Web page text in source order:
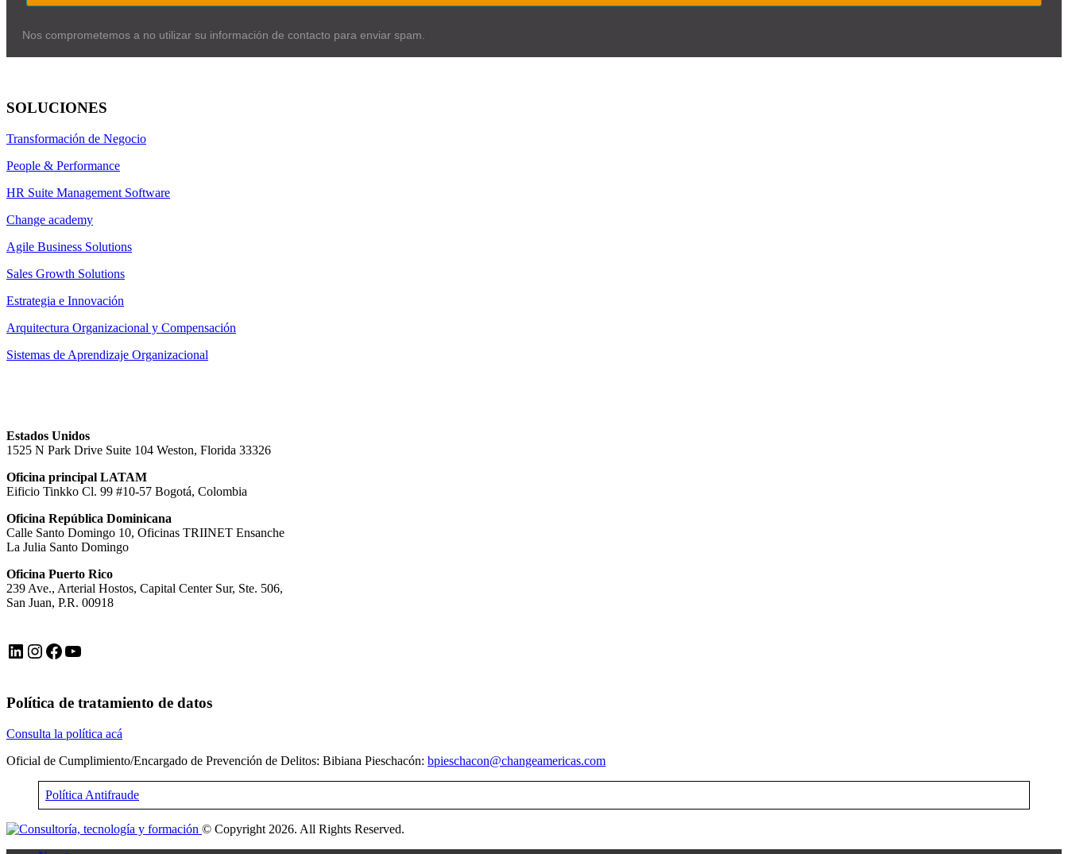
Nos comprometemos a no utilizar su información de contacto para enviar spam.
SOLUCIONES
Transformación de Negocio
People & Performance
HR Suite Management Software
Change academy
Agile Business Solutions
Sales Growth Solutions
Estrategia e Innovación
Arquitectura Organizacional y Compensación
Sistemas de Aprendizaje Organizacional
Estados Unidos
1525 N Park Drive Suite 104 Weston, Florida 33326
Oficina principal LATAM
Eificio Tinkko Cl. 99 #10-57 Bogotá, Colombia
Oficina República Dominicana
Calle Santo Domingo 10, Oficinas TRIINET Ensanche
La Julia Santo Domingo
Oficina Puerto Rico
239 Ave., Arterial Hostos, Capital Center Sur, Ste. 506,
San Juan, P.R. 00918
LinkedIn Instagram Facebook YouTube
Política de tratamiento de datos
Consulta la política acá
Oficial de Cumplimiento/Encargado de Prevención de Delitos: Bibiana Pieschacón: bpieschacon@changeamericas.com
Política Antifraude
© Copyright 2026. All Rights Reserved.